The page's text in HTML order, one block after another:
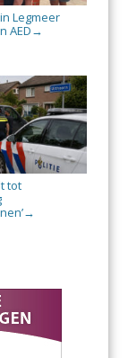
Legmeer
AED →
tot
→